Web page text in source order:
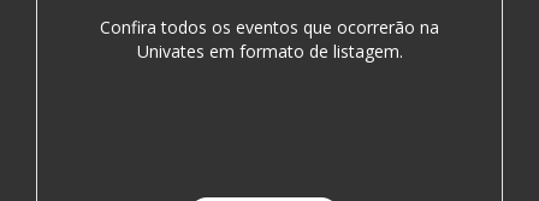
Confira todos os eventos que ocorrerão na
Univates em formato de listagem.